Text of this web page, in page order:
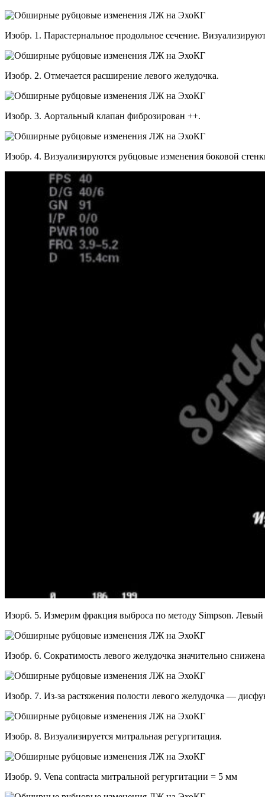
Изобр. 1. Парастернальное продольное сечение.
Изобр. 2. Отмечается расширение левого желудочка.
Изобр. 3. Аортальный клапан фиброзирован ++.
Изобр. 4. Визуализируются рубцовые изменения боковой
Изорб. 5. Измерим фракция выброса по методу Simpson.
Изобр. 6. Сократимость левого желудочка значительно
Изобр. 7. Из-за растяжения полости левого желудочка —
Изобр. 8. Визуализируется митральная регургитация.
Изобр. 9. Vena contracta митральной регургитации = 5 мм